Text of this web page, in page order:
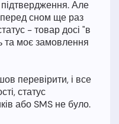
Але
перед сном ще раз
- товар досі "в
та моє замовлення
перевірити, і все
статус
або SMS не було.